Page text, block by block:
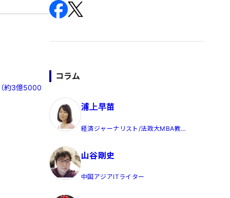
約3億5000
コラム
浦上早苗
経済ジャーナリスト/法政大MBA教
山谷剛史
中国アジアITライター